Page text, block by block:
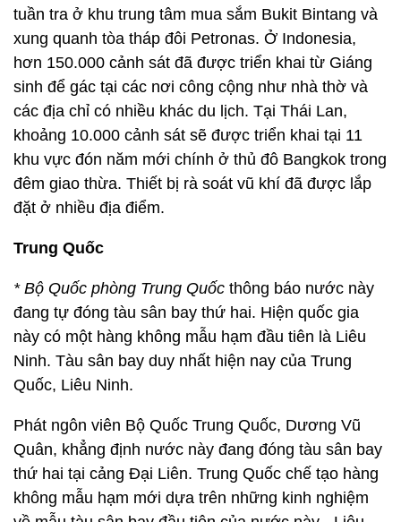
tuần tra ở khu trung tâm mua sắm Bukit Bintang và
xung quanh tòa tháp đôi Petronas. Ở Indonesia,
hơn 150.000 cảnh sát đã được triển khai từ Giáng
sinh để gác tại các nơi công cộng như nhà thờ và
các địa chỉ có nhiều khác du lịch. Tại Thái Lan,
khoảng 10.000 cảnh sát sẽ được triển khai tại 11
khu vực đón năm mới chính ở thủ đô Bangkok trong
đêm giao thừa. Thiết bị rà soát vũ khí đã được lắp
đặt ở nhiều địa điểm.
Trung Quốc
* Bộ Quốc phòng Trung Quốc thông báo nước này
đang tự đóng tàu sân bay thứ hai. Hiện quốc gia
này có một hàng không mẫu hạm đầu tiên là Liêu
Ninh. Tàu sân bay duy nhất hiện nay của Trung
Quốc, Liêu Ninh.
Phát ngôn viên Bộ Quốc Trung Quốc, Dương Vũ
Quân, khẳng định nước này đang đóng tàu sân bay
thứ hai tại cảng Đại Liên. Trung Quốc chế tạo hàng
không mẫu hạm mới dựa trên những kinh nghiệm